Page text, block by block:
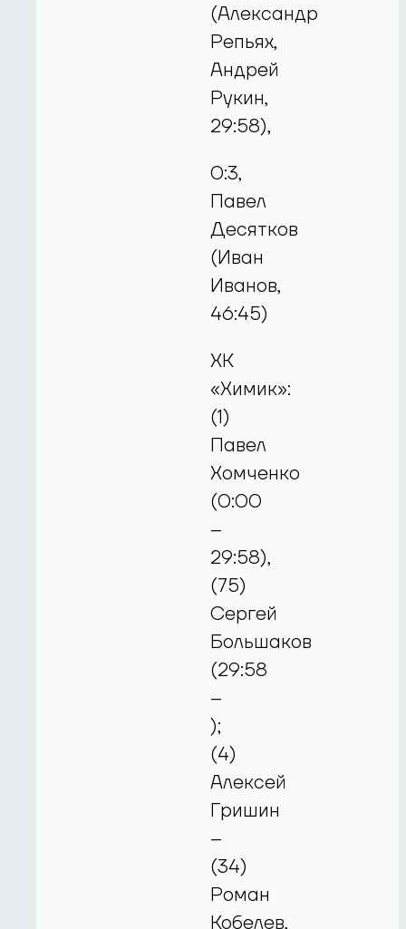
(Александр
Репьях,
Андрей
Рукин,
29:58),
0:3,
Павел
Десятков
(Иван
Иванов,
46:45)
ХК
«Химик»:
(1)
Павел
Хомченко
(0:00
–
29:58),
(75)
Сергей
Большаков
(29:58
–
);
(4)
Алексей
Гришин
–
(34)
Роман
Кобелев,